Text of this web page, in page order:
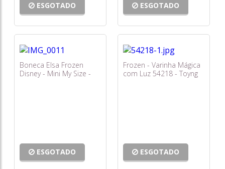
ESGOTADO ESGOTADO
Boneca Elsa Frozen
Disney - Mini My Size -
ESGOTADO
Frozen - Varinha Mágica
com Luz 54218 - Toyng
ESGOTADO